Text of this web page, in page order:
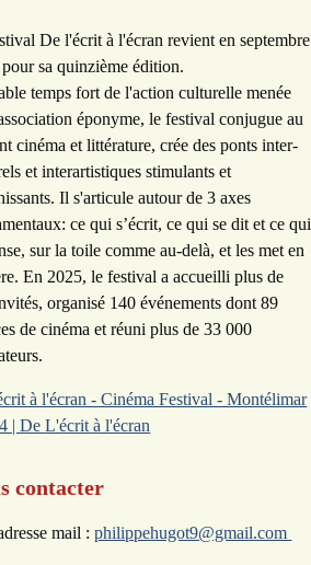
De l'écrit à l'écran revient en septembre
sa quinzième édition.
temps fort de l'action culturelle menée
éponyme, le festival conjugue au
cinéma et littérature, crée des ponts inter-
et interartistiques stimulants et
Il s'articule autour de 3 axes
ce qui s’écrit, ce qui se dit et ce qui
sur la toile comme au-delà, et les met en
En 2025, le festival a accueilli plus de
organisé 140 événements dont 89
de cinéma et réuni plus de 33 000
à l'écran - Cinéma Festival - Montélimar
| De L'écrit à l'écran
contacter
mail :philippehugot9@gmail.com